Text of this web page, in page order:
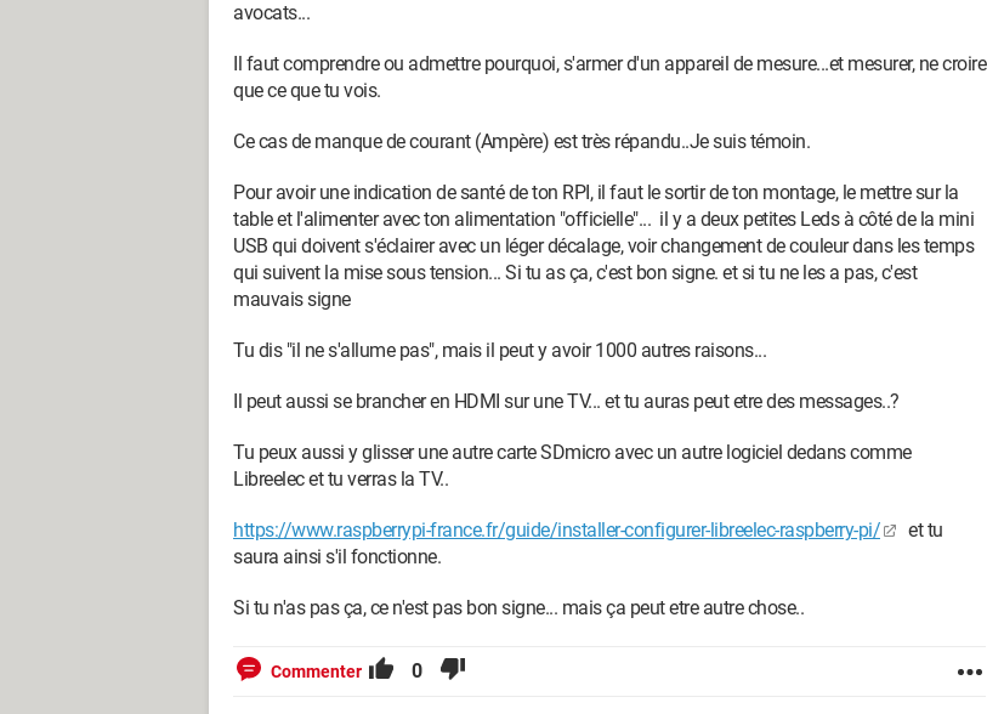
avocats...
Il faut comprendre ou admettre pourquoi, s'armer d'un appareil de mesure...et mesurer, ne croire
que ce que tu vois.
Ce cas de manque de courant (Ampère) est très répandu..Je suis témoin.
Pour avoir une indication de santé de ton RPI, il faut le sortir de ton montage, le mettre sur la
table et l'alimenter avec ton alimentation "officielle"... il y a deux petites Leds à côté de la mini
USB qui doivent s'éclairer avec un léger décalage, voir changement de couleur dans les temps
qui suivent la mise sous tension... Si tu as ça, c'est bon signe. et si tu ne les a pas, c'est
mauvais signe
Tu dis "il ne s'allume pas", mais il peut y avoir 1000 autres raisons...
Il peut aussi se brancher en HDMI sur une TV... et tu auras peut etre des messages..?
Tu peux aussi y glisser une autre carte SDmicro avec un autre logiciel dedans comme
Libreelec et tu verras la TV..
https://www.raspberrypi-france.fr/guide/installer-configurer-libreelec-raspberry-pi/
et tu
saura ainsi s'il fonctionne.
Si tu n'as pas ça, ce n'est pas bon signe... mais ça peut etre autre chose..
Commenter 0